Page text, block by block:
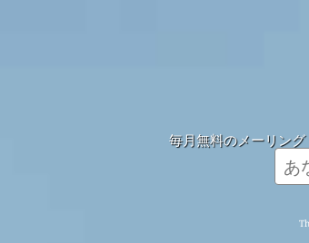
毎月無料のメーリン